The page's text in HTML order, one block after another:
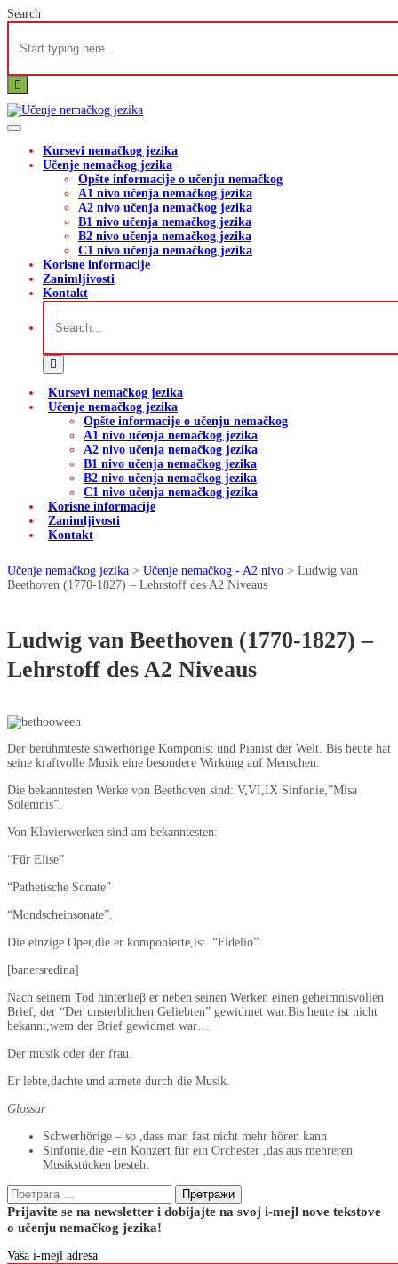
Search
Toggle navigation
Kursevi nemačkog jezika
Učenje nemačkog jezika
Opšte informacije o učenju nemačkog
A1 nivo učenja nemačkog jezika
A2 nivo učenja nemačkog jezika
B1 nivo učenja nemačkog jezika
B2 nivo učenja nemačkog jezika
C1 nivo učenja nemačkog jezika
Korisne informacije
Zanimljivosti
Kontakt
Kursevi nemačkog jezika
Učenje nemačkog jezika
Opšte informacije o učenju nemačkog
A1 nivo učenja nemačkog jezika
A2 nivo učenja nemačkog jezika
B1 nivo učenja nemačkog jezika
B2 nivo učenja nemačkog jezika
C1 nivo učenja nemačkog jezika
Korisne informacije
Zanimljivosti
Kontakt
Učenje nemačkog jezika > Učenje nemačkog - A2 nivo > Ludwig van
Beethoven (1770-1827) – Lehrstoff des A2 Niveaus
Ludwig van Beethoven (1770-1827) –
Lehrstoff des A2 Niveaus
Der berühmteste shwerhörige Komponist und Pianist der Welt. Bis heute hat
seine kraftvolle Musik eine besondere Wirkung auf Menschen.
Die bekanntesten Werke von Beethoven sind: V,VI,IX Sinfonie,”Misa
Solemnis”.
Von Klavierwerken sind am bekanntesten:
“Fűr Elise”
“Pathetische Sonate”
“Mondscheinsonate”.
Die einzige Oper,die er komponierte,ist “Fidelio”.
[banersredina]
Nach seinem Tod hinterlieβ er neben seinen Werken einen geheimnisvollen
Brief, der “Der unsterblichen Geliebten” gewidmet war.Bis heute ist nicht
bekannt,wem der Brief gewidmet war…
Der musik oder der frau.
Er lebte,dachte und atmete durch die Musik.
Glossar
Schwerhörige – so ,dass man fast nicht mehr hören kann
Sinfonie,die -ein Konzert für ein Orchester ,das aus mehreren
Musikstücken besteht
Претрага
за:
Prijavite se na newsletter i dobijajte na svoj i-mejl nove tekstove
o učenju nemačkog jezika!
Vaša i-mejl adresa